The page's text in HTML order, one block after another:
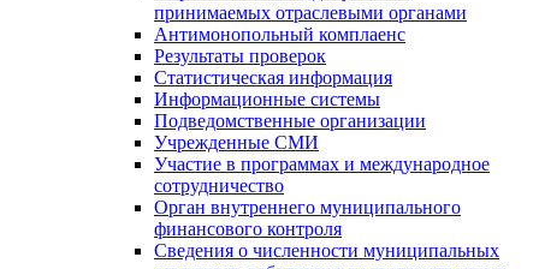
принимаемых отраслевыми органами
Антимонопольный комплаенс
Результаты проверок
Статистическая информация
Информационные системы
Подведомственные организации
Учрежденные СМИ
Участие в программах и международное
сотрудничество
Орган внутреннего муниципального
финансового контроля
Сведения о численности муниципальных